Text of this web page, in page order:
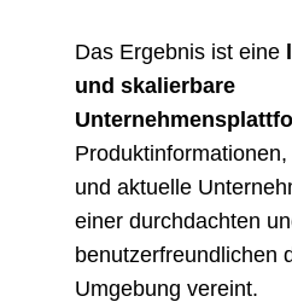
Das Ergebnis ist eine
und skalierbare
und aktuelle
einer durchdachten
benutzerfreundlichen
Umgebung vereint.